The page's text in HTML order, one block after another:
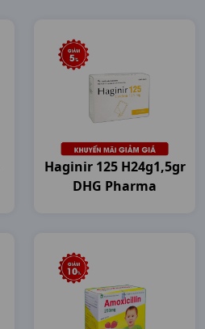
Haginir 125 H24g1,5gr
DHG Pharma